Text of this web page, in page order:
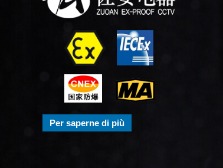
Per saperne di più